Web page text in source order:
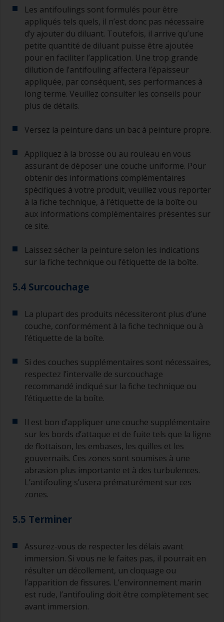
appliquer utiliser en 30 minutes.
Les vieux pots de confiture ou les boîtes de
conserve propres et sèches sont utiles pour
mélanger la peinture. Egalement, les cuillères
doseuses métalliques de différentes tailles
disponibles en supermarché sont idéales pour
mesurer de petites quantités de peinture et de
durcisseur pour les petits travaux.
Pour les primaires que vous appliquez avec
l’intervalle de surcouchage entre la fin de
couche d’antifouling indiqué sur la fiche
technique ou l’étiquette. Cela est
particulièrement vrai pour les primaires
époxydiques. Si vous dépassez cet intervalle,
vous devrez soit poncer le primaire, soit
appliquer une autre couche et vous assurer que
vous respecterez l’intervalle de surcouchage.
coulures, des irrégularités ou une contamination
que vous devez poncer , utilisez un abrasif grade
P120 à 220. Commencez par le grade P220 et si
P120. Plus le grade est grossier, plus le risque
jusqu’au support est important. Reportez-vous
aux indications sur l’étiquette pour les intervalles
de surcouchage par lui-même ainsi que par les
des antifoulings.
Les antifoulings sont formulés pour être
appliqués tels quels, il n’est donc pas nécessaire
d’y ajouter du diluant. Toutefois, il arrive qu’une
petite quantité de diluant puisse être ajoutée
pour en faciliter l’application. Une trop grande
dilution de l’antifouling affectera l’épaisseur
appliquée, par conséquent, ses performances à
long terme. Veuillez consulter les conseils pour
plus de détails.
Versez la peinture dans un bac à peinture propre.
Appliquez à la brosse ou au rouleau en vous
assurant de déposer une couche uniforme. Pour
obtenir des informations complémentaires
spécifiques à votre produit, veuillez vous reporter
à la fiche technique, à l’étiquette de la boîte ou
aux informations complémentaires présentes sur
ce site.
Laissez sécher la peinture selon les indications
sur la fiche technique ou l’étiquette de la boîte.
5.4 Surcouchage
La plupart des produits nécessiteront plus d’une
couche, conformément à la fiche technique ou à
l’étiquette de la boîte.
Si des couches supplémentaires sont nécessaires,
respectez l’intervalle de surcouchage
recommandé indiqué sur la fiche technique ou
l’étiquette de la boîte.
Il est bon d’appliquer une couche supplémentaire
sur les bords d’attaque et de fuite tels que la ligne
de flottaison, les embases, les quilles et les
gouvernails. Ces zones sont soumises à une
abrasion plus importante et à des turbulences.
L’antifouling s’usera prématurément sur ces
zones.
5.5 Terminer
Assurez-vous de respecter les délais avant
immersion. Si vous ne le faites pas, il pourrait en
résulter un décollement, un cloquage ou
l’apparition de fissures. L’environnement marin
est rude, l’antifouling doit être complètement sec
avant immersion.